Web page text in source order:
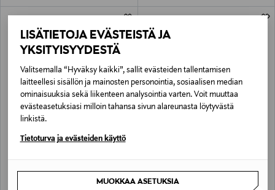
LISÄTIETOJA EVÄSTEISTÄ JA
YKSITYISYYDESTÄ
Valitsemalla “Hyväksy kaikki”, sallit evästeiden tallentamisen
laitteellesi sisällön ja mainosten personointia, sosiaalisen median
ominaisuuksia sekä liikenteen analysointia varten. Voit muuttaa
evästeasetuksiasi milloin tahansa sivun alareunasta löytyvästä
linkistä.
Tietoturva ja evästeiden käyttö
MUOKKAA ASETUKSIA
WELLA SYSTEM PROFESSIONAL